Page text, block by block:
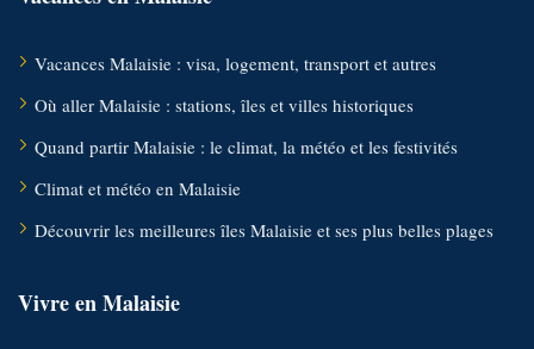
Vacances Malaisie : visa, logement, transport et autres
Où aller Malaisie : stations, îles et villes historiques
Quand partir Malaisie : le climat, la météo et les festivités
Climat et météo en Malaisie
Découvrir les meilleures îles Malaisie et ses plus belles plages
Vivre en Malaisie